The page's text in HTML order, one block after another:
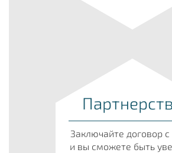
Заключайте договор
и вы сможете быть